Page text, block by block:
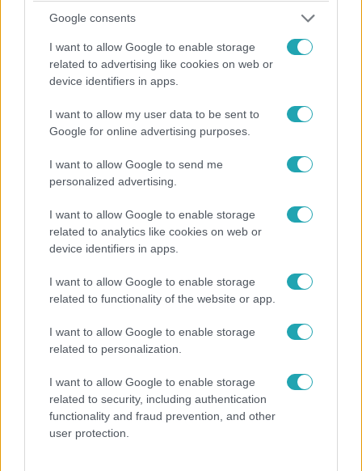
Google consents
I want to allow Google to enable storage
related to advertising like cookies on web or
device identifiers in apps.
I want to allow my user data to be sent to
Google for online advertising purposes.
I want to allow Google to send me
personalized advertising.
I want to allow Google to enable storage
related to analytics like cookies on web or
device identifiers in apps.
I want to allow Google to enable storage
related to functionality of the website or app.
I want to allow Google to enable storage
related to personalization.
I want to allow Google to enable storage
related to security, including authentication
functionality and fraud prevention, and other
user protection.
2023. július 11. 8:00
Úgy csinált az influenszer, mintha tengerpartot
Megpróbálta bemutatni, mennyire védi a természetet, de
lebukott.
2023. június 27. 12:39
Lakatos Márk válaszolt Azahriah-nak: Nem kell
személyeskedni, meg sértegetni egymást